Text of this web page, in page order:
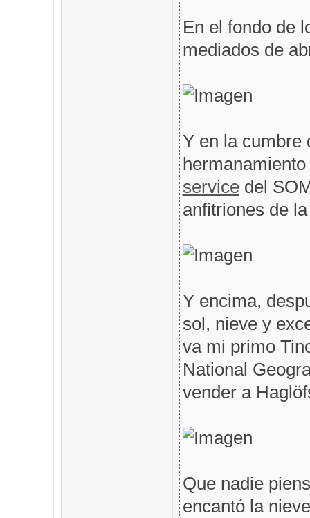
En el fondo de
mediados de
Y en la cumbre
servicedel
anfitriones de
Y encima,
sol, nieve y
va mi primo
National
vender a
Que nadie
encantó la